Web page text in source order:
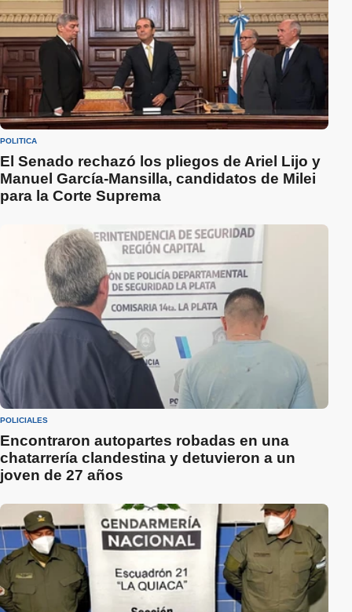
POLÍTICA
El Senado rechazó los pliegos de Ariel Lijo y
Manuel García-Mansilla, candidatos de Milei
para la Corte Suprema
POLICIALES
Encontraron autopartes robadas en una
chatarrería clandestina y detuvieron a un
joven de 27 años